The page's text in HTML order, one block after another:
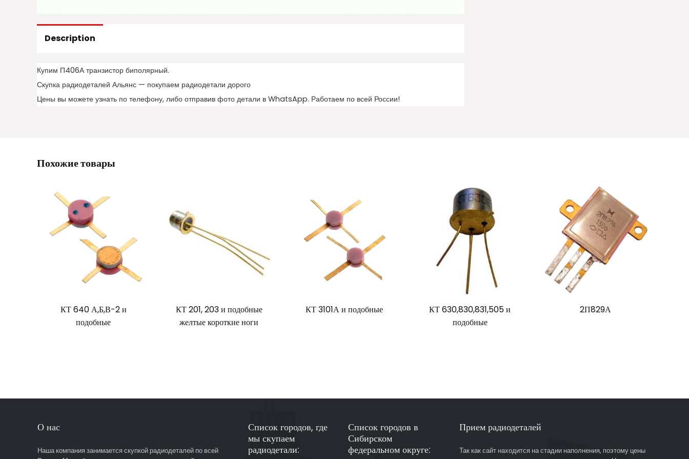
Description
Купим П406А транзистор биполярный.
Скупка радиодеталей Альянс — покупаем радиодетали дорого
Цены вы можете узнать по телефону, либо отправив фото детали в WhatsApp. Работаем по всей России!
Похожие товары
КТ 640 А,Б,В-2 и
подобные
КТ 201, 203 и подобные
желтые короткие ноги
КТ 3101А и подобные
КТ 630,830,831,505 и
подобные
2П829А
О нас
Наша компания занимается скупкой радиодеталей по всей
Список городов, где
мы скупаем
радиодетали:
Список городов в
Сибирском
федеральном округе:
Прием радиодеталей
Так как сайт находится на стадии наполнения, поэтому цены